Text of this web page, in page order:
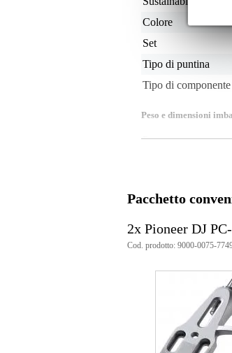
Colore
Set
Tipo di puntina
Tipo di
Peso e dimensioni
Peso(imballaggio
Specifiche
compatibile
colore: argento
lunghezza: 52
include: 2
Pacchetto
2x Pioneer DJ
Cod. prodotto: 9000-0075-